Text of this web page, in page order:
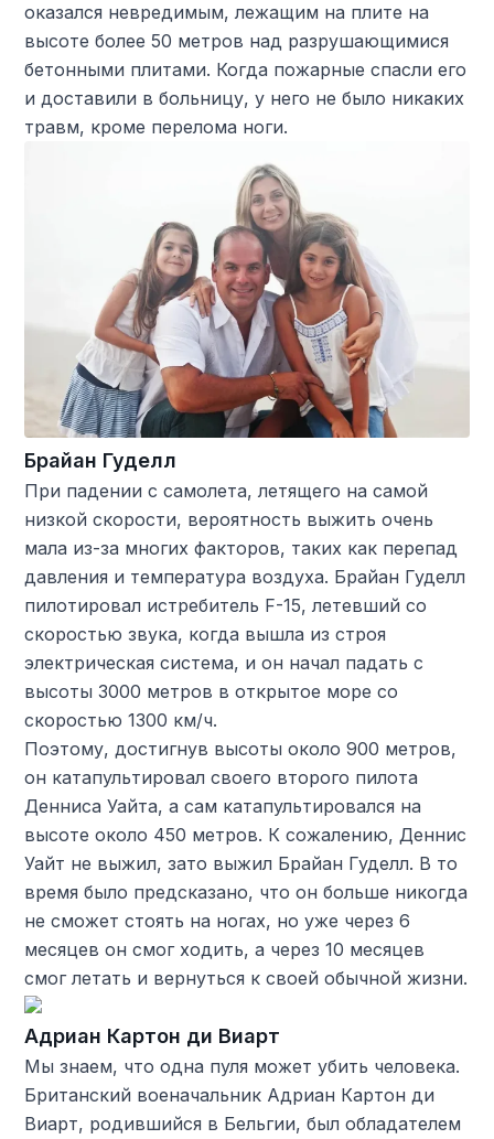
оказался невредимым, лежащим на плите на
высоте более 50 метров над разрушающимися
бетонными плитами. Когда пожарные спасли его
и доставили в больницу, у него не было никаких
травм, кроме перелома ноги.
Брайан Гуделл
При падении с самолета, летящего на самой
низкой скорости, вероятность выжить очень
мала из-за многих факторов, таких как перепад
давления и температура воздуха. Брайан Гуделл
пилотировал истребитель F-15, летевший со
скоростью звука, когда вышла из строя
электрическая система, и он начал падать с
высоты 3000 метров в открытое море со
скоростью 1300 км/ч.
Поэтому, достигнув высоты около 900 метров,
он катапультировал своего второго пилота
Денниса Уайта, а сам катапультировался на
высоте около 450 метров. К сожалению, Деннис
Уайт не выжил, зато выжил Брайан Гуделл. В то
время было предсказано, что он больше никогда
не сможет стоять на ногах, но уже через 6
месяцев он смог ходить, а через 10 месяцев
смог летать и вернуться к своей обычной жизни.
Адриан Картон ди Виарт
Мы знаем, что одна пуля может убить человека.
Британский военачальник Адриан Картон ди
Виарт, родившийся в Бельгии, был обладателем